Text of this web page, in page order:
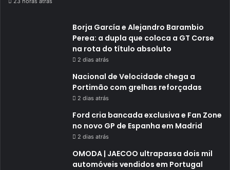
Borja García e Alejandro Barambio
Perea: a dupla que coloca a GT Corse
na rota do título absoluto
2 dias atrás
Nacional de Velocidade chega a
Portimão com grelhas reforçadas
2 dias atrás
Ford cria bancada exclusiva e Fan Zone
no novo GP de Espanha em Madrid
2 dias atrás
OMODA | JAECOO ultrapassa dois mil
automóveis vendidos em Portugal